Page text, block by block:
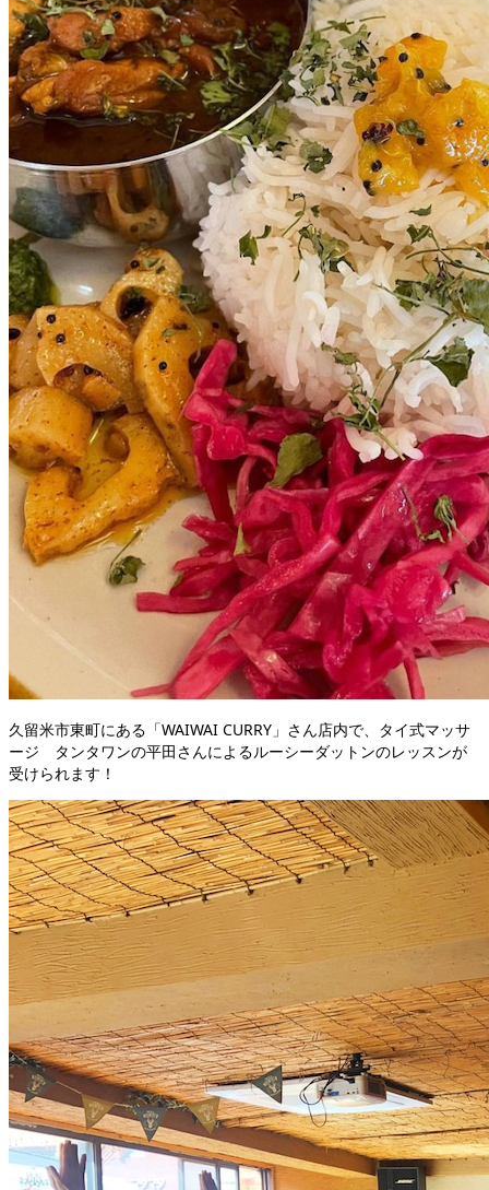
久留米市東町にある「WAIWAI CURRY」さん店内で、タイ式マッサ
ージ タンタワンの平田さんによるルーシーダットンのレッスンが
受けられます！